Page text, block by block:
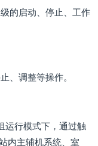
的启动、停止、工作
、调整等操作。
运行模式下，通过触
内主辅机系统、室